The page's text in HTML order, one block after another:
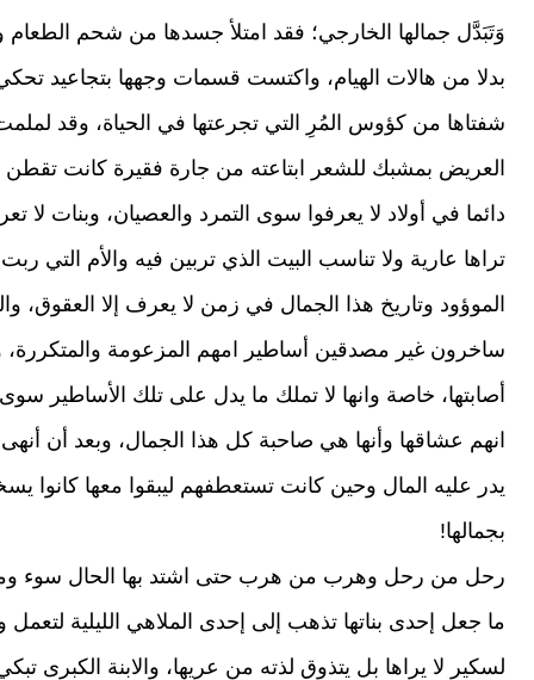
وَتَبَدَّل جمالها الخارجي؛ فقد امتلأ جسدها من شحم الطعام
بدلا من هالات الهيام، واكتست قسمات وجهها بتجاعيد
شفتاها من كؤوس المُرِ التي تجرعتها في الحياة، وقد
العريض بمشبك للشعر ابتاعته من جارة فقيرة كانت
دائما في أولاد لا يعرفوا سوى التمرد والعصيان، وبنات لا
تراها عارية ولا تناسب البيت الذي تربين فيه والأم التي
الموؤود وتاريخ هذا الجمال في زمن لا يعرف إلا العقوق،
ساخرون غير مصدقين أساطير امهم المزعومة والمتكررة،
أصابتها، خاصة وانها لا تملك ما يدل على تلك الأساطير
انهم عشاقها وأنها هي صاحبة كل هذا الجمال، وبعد أن
يدر عليه المال وحين كانت تستعطفهم ليبقوا معها كانوا
بجمالها!
رحل من رحل وهرب من هرب حتى اشتد بها الحال سوء
ما جعل إحدى بناتها تذهب إلى إحدى الملاهي الليلية لتعمل
لسكير لا يراها بل يتذوق لذته من عريها، والابنة الكبرى